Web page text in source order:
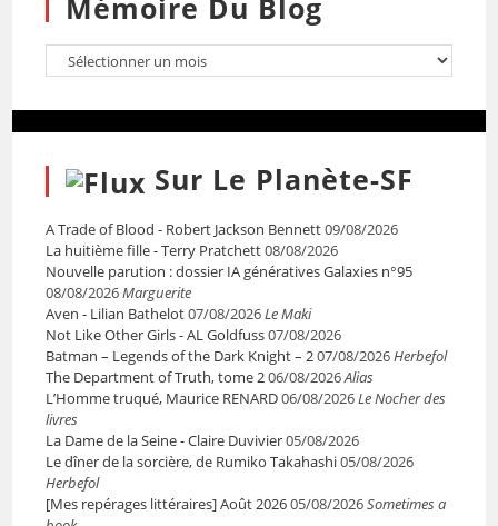
Mémoire Du Blog
Sur Le Planète-SF
A Trade of Blood - Robert Jackson Bennett09/08/2026
La huitième fille - Terry Pratchett08/08/2026
Nouvelle parution : dossier IA génératives Galaxies n°95
08/08/2026Marguerite
Aven - Lilian Bathelot07/08/2026Le Maki
Not Like Other Girls - AL Goldfuss07/08/2026
Batman – Legends of the Dark Knight – 207/08/2026Herbefol
The Department of Truth, tome 206/08/2026Alias
L’Homme truqué, Maurice RENARD06/08/2026Le Nocher des
livres
La Dame de la Seine - Claire Duvivier05/08/2026
Le dîner de la sorcière, de Rumiko Takahashi05/08/2026
Herbefol
[Mes repérages littéraires] Août 202605/08/2026Sometimes a